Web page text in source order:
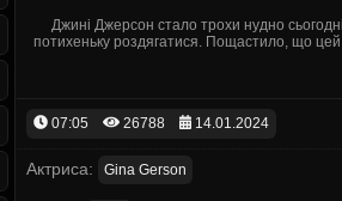
Джині Джерсон стало трохи нудно
потихеньку роздягатися. Пощастило, що цей
07:05 26788 14.01.2024
Актриса: Gina Gerson